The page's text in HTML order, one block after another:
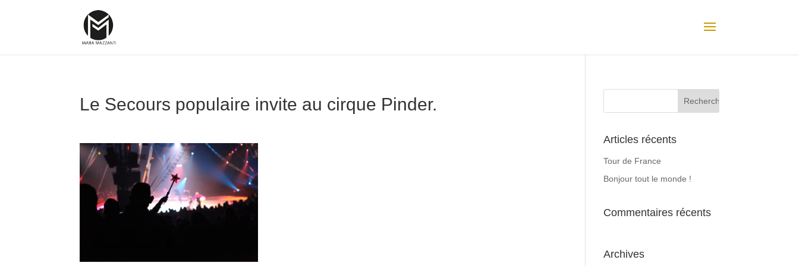
Le Secours populaire invite au cirque Pinder.
Articles récents
Tour de France
Bonjour tout le monde !
Commentaires récents
Archives